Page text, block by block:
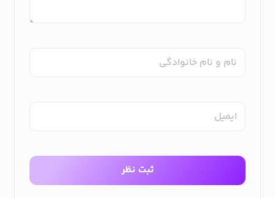
نام و نام خانوادگی
ایمیل
ثبت نظر